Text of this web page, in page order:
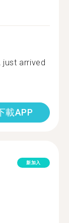
arrived
載APP
新加入